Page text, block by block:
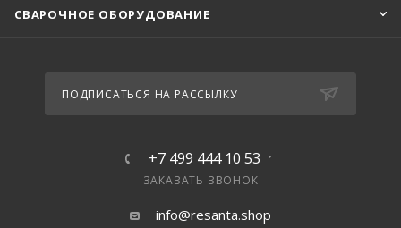
СВАРОЧНОЕ ОБОРУДОВАНИЕ
ПОДПИСАТЬСЯ НА РАССЫЛКУ
+7 499 444 10 53
ЗАКАЗАТЬ ЗВОНОК
info@resanta.shop